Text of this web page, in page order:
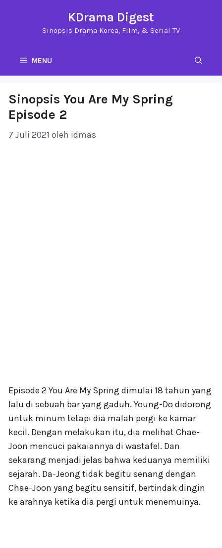
KDrama Digest
Sinopsis Drama Korea, Film, & Serial TV
MENU
Sinopsis You Are My Spring
Episode 2
7 Juli 2021 oleh idmas
Episode 2 You Are My Spring dimulai 18 tahun yang
lalu di sebuah bar yang gaduh. Young-Do didorong
untuk minum tetapi dia malah pergi ke kamar
kecil. Dengan melakukan itu, dia melihat Chae-
Joon mencuci pakaiannya di wastafel. Dan
sekarang menjadi jelas bahwa keduanya memiliki
sejarah. Da-Jeong tidak begitu senang dengan
Chae-Joon yang begitu sensitif, bertindak dingin
ke arahnya ketika dia pergi untuk menemuinya.